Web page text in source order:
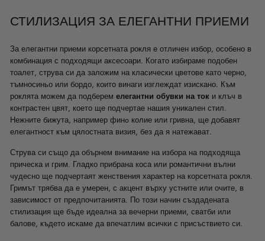
СТИЛИЗАЦИЯ ЗА ЕЛЕГАНТНИ ПРИЕМИ
За елегантни приеми корсетната рокля е отличен избор, особено в
комбинация с подходящи аксесоари. Когато избираме подобен
тоалет, струва си да заложим на класически цветове като черно,
тъмносиньо или бордо, които винаги изглеждат изискано. Към
роклята можем да подберем елегантни обувки на ток и клъч в
контрастен цвят, което ще подчертае нашия уникален стил.
Нежните бижута, например финo колие или гривна, ще добавят
елегантност към цялостната визия, без да я натежават.
Струва си също да обърнем внимание на избора на подходяща
прическа и грим. Гладко прибрана коса или романтични вълни
чудесно ще подчертаят женствения характер на корсетната рокля.
Гримът трябва да е умерен, с акцент върху устните или очите, в
зависимост от предпочитанията. По този начин създадената
стилизация ще бъде идеална за вечерни приеми, сватби или
балове, където искаме да впечатлим всички с присъствието си.